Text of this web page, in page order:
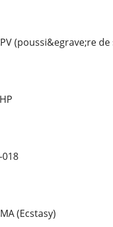
(poussi&egrave;re de
018
(Ecstasy)